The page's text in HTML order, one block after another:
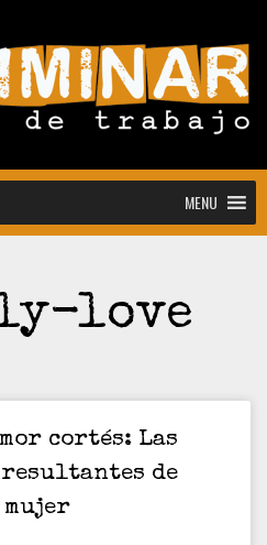
MENU
Convocatoria abierta para la colección
Estudiantes
Cuadernos de Trabajo: colección
estudiantes y docentes
Convocatoria Preliminar: 3ra
MENU
love
cortés: Las
resultantes de